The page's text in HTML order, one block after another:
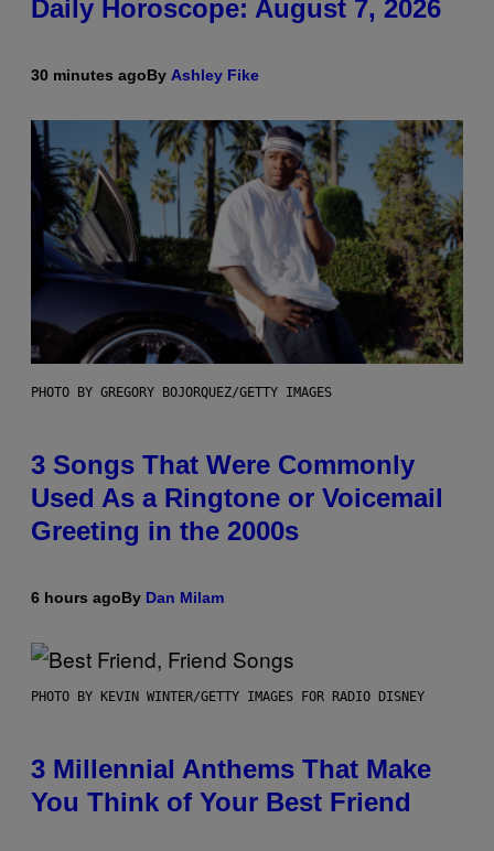
Daily Horoscope: August 7, 2026
30 minutes agoBy Ashley Fike
PHOTO BY GREGORY BOJORQUEZ/GETTY IMAGES
3 Songs That Were Commonly
Used As a Ringtone or Voicemail
Greeting in the 2000s
6 hours agoBy Dan Milam
PHOTO BY KEVIN WINTER/GETTY IMAGES FOR RADIO DISNEY
3 Millennial Anthems That Make
You Think of Your Best Friend